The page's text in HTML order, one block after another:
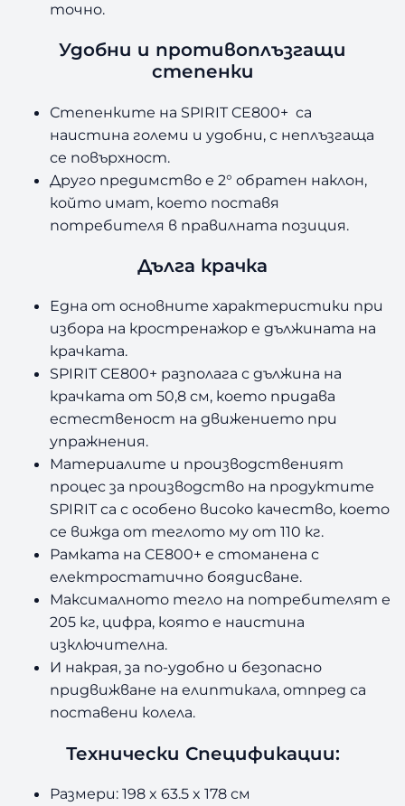
точно.
Удобни и противоплъзгащи
степенки
Степенките на SPIRIT CE800+ са
наистина големи и удобни, с неплъзгаща
се повърхност.
Друго предимство е 2° обратен наклон,
който имат, което поставя
потребителя в правилната позиция.
Дълга крачка
Една от основните характеристики при
избора на кростренажор е дължината на
крачката.
SPIRIT CE800+ разполага с дължина на
крачката от 50,8 см, което придава
естественост на движението при
упражнения.
Материалите и производственият
процес за производство на продуктите
SPIRIT са с особено високо качество, което
се вижда от теглото му от 110 кг.
Рамката на CE800+ е стоманена с
електростатично боядисване.
Максималното тегло на потребителят е
205 кг, цифра, която е наистина
изключителна.
И накрая, за по-удобно и безопасно
придвижване на елиптикала, отпред са
поставени колела.
Технически Спецификации:
Размери: 198 x 63.5 x 178 см